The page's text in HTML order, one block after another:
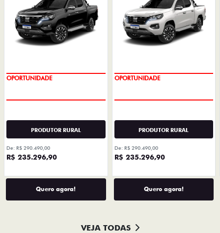
OPORTUNIDADE
CONDIÇÃO IMPERDÍVEL
PRODUTOR RURAL
De: R$ 290.490,00
R$ 235.296,90
Quero agora!
OPORTUNIDADE
CONDIÇÃO IMPERDÍVEL
PRODUTOR RURAL
De: R$ 290.490,00
R$ 235.296,90
Quero agora!
VEJA TODAS